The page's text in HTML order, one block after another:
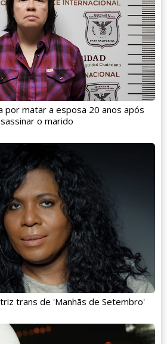
por matar a esposa 20 anos após
o marido
trans de 'Manhãs de Setembro'